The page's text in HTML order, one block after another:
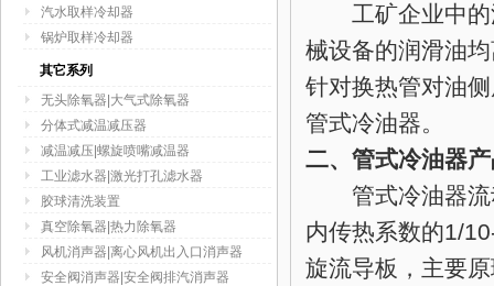
汽水取样冷却器
锅炉取样冷却器
其它系列
无头除氧器|大气式除氧器
分体式减温减压器
减温减压|螺旋喷嘴减温器
工业滤水器|激光打孔滤水器
胶球清洗装置
真空除氧器|热力除氧器
风机消声器|离心风机出入口消声器
安全阀消声器|安全阀排汽消声器
工矿企业中的
械设备的润滑油
针对换热管对油
管式冷油器。
二、管式冷油器
管式冷油器流
内传热系数的1/
旋流导板，主要